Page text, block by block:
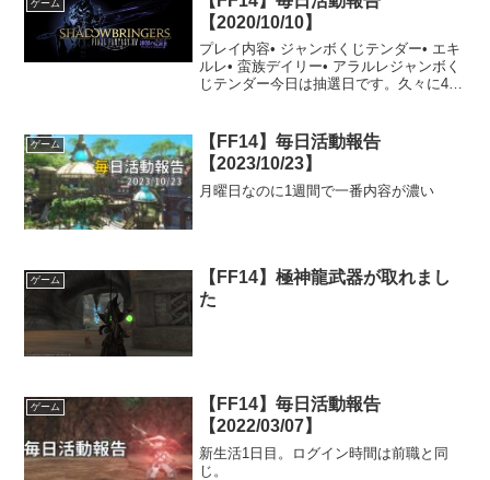
ゲーム
【2020/10/10】
プレイ内容• ジャンボくじテンダー• エキ
ルレ• 蛮族デイリー• アラルレジャンボく
じテンダー今日は抽選日です。久々に4等
いので今日もエキルレです。特に困るこ
ともなく...
ゲーム
【FF14】毎日活動報告
【2023/10/23】
月曜日なのに1週間で一番内容が濃い
ゲーム
【FF14】極神龍武器が取れまし
た
ゲーム
【FF14】毎日活動報告
【2022/03/07】
新生活1日目。ログイン時間は前職と同
じ。